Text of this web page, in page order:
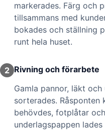
markerades. Färg och
tillsammans med
bokades och ställning
runt hela huset.
2 Rivning och förarbete
Gamla pannor, läkt
sorterades.
behövdes, fotplåtar
underlagspappen